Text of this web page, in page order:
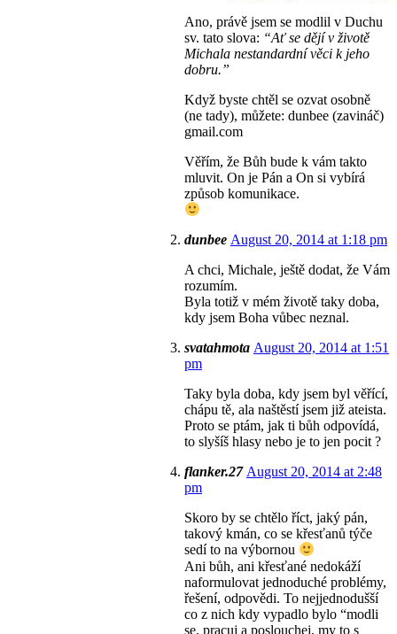
Ano, právě jsem se modlil v Duchu
sv. tato slova: “Ať se dějí v životě
Michala nestandardní věci k jeho
dobru.”
Když byste chtěl se ozvat osobně
(ne tady), můžete: dunbee (zavináč)
gmail.com
Věřím, že Bůh bude k vám takto
mluvit. On je Pán a On si vybírá
způsob komunikace.
dunbee August 20, 2014 at 1:18 pm
A chci, Michale, ještě dodat, že Vám
rozumím.
Byla totiž v mém životě taky doba,
kdy jsem Boha vůbec neznal.
svatahmota August 20, 2014 at 1:51
pm
Taky byla doba, kdy jsem byl věřící,
chápu tě, ala naštěstí jsem již ateista.
Proto se ptám, jak ti bůh odpovídá,
to slyšíš hlasy nebo je to jen pocit ?
flanker.27 August 20, 2014 at 2:48
pm
Skoro by se chtělo říct, jaký pán,
takový kmán, co se křesťanů týče
sedí to na výbornou
Ani bůh, ani křesťané nedokáží
naformulovat jednoduché problémy,
řešení, odpovědi. To nejjednodušší
co z nich kdy vypadlo bylo “modli
se, pracuj a poslouchej, my to s